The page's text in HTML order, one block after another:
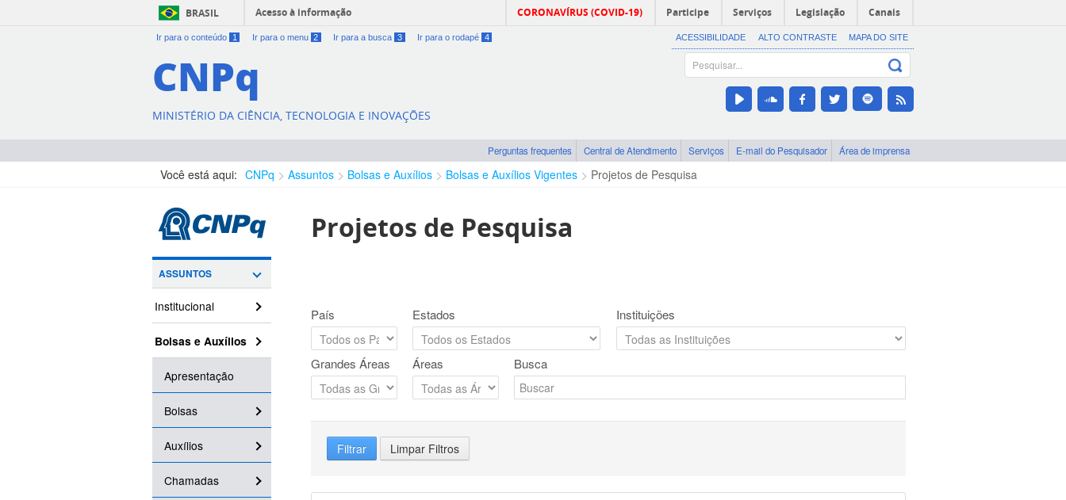
BRASIL Acesso à informação CORONAVÍRUS (COVID-19) Participe Serviços Legislação Canais
Ir para o conteúdo 1 Ir para o menu 2 Ir para a busca 3 Ir para o rodapé 4 ACESSIBILIDADE ALTO CONTRASTE MAPA DO SITE
CNPq
MINISTÉRIO DA CIÊNCIA, TECNOLOGIA E INOVAÇÕES
Perguntas frequentes Central de Atendimento Serviços E-mail do Pesquisador Área de imprensa
Você está aqui: CNPq Assuntos Bolsas e Auxílios Bolsas e Auxílios Vigentes Projetos de Pesquisa
ASSUNTOS
Institucional
Bolsas e Auxílios
Apresentação
Bolsas
Auxílios
Chamadas
Projetos de Pesquisa
País Estados Instituições
Grandes Áreas Áreas Busca
Filtrar Limpar Filtros